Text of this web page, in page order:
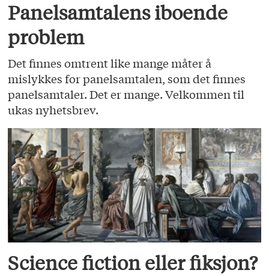
Panelsamtalens iboende
problem
Det finnes omtrent like mange måter å
mislykkes for panelsamtalen, som det finnes
panelsamtaler. Det er mange. Velkommen til
ukas nyhetsbrev.
Science fiction eller fiksjon?